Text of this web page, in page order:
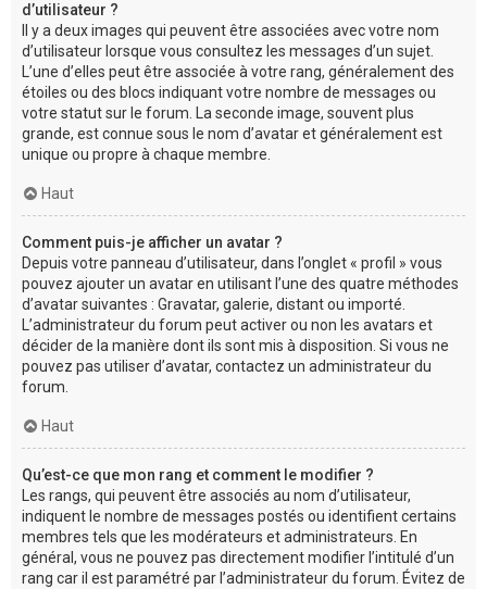
d’utilisateur ?
Il y a deux images qui peuvent être associées avec votre nom
d’utilisateur lorsque vous consultez les messages d’un sujet.
L’une d’elles peut être associée à votre rang, généralement des
étoiles ou des blocs indiquant votre nombre de messages ou
votre statut sur le forum. La seconde image, souvent plus
grande, est connue sous le nom d’avatar et généralement est
unique ou propre à chaque membre.
Haut
Comment puis-je afficher un avatar ?
Depuis votre panneau d’utilisateur, dans l’onglet « profil » vous
pouvez ajouter un avatar en utilisant l’une des quatre méthodes
d’avatar suivantes : Gravatar, galerie, distant ou importé.
L’administrateur du forum peut activer ou non les avatars et
décider de la manière dont ils sont mis à disposition. Si vous ne
pouvez pas utiliser d’avatar, contactez un administrateur du
forum.
Haut
Qu’est-ce que mon rang et comment le modifier ?
Les rangs, qui peuvent être associés au nom d’utilisateur,
indiquent le nombre de messages postés ou identifient certains
membres tels que les modérateurs et administrateurs. En
général, vous ne pouvez pas directement modifier l’intitulé d’un
rang car il est paramétré par l’administrateur du forum. Évitez de